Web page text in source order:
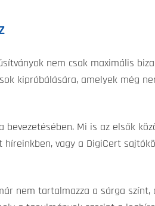
nem csak maximális
kipróbálására, amelyek még
Mi is az elsők
vagy a DigiCert
nem tartalmazza a sárga színt,